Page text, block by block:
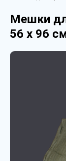
Мешки
56 х 96